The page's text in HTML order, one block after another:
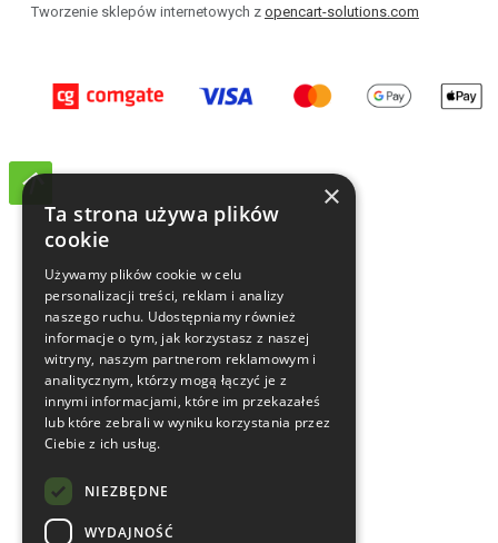
Tworzenie sklepów internetowych z opencart-solutions.com
×
Ta strona używa plików
cookie
Używamy plików cookie w celu
personalizacji treści, reklam i analizy
naszego ruchu. Udostępniamy również
informacje o tym, jak korzystasz z naszej
witryny, naszym partnerom reklamowym i
analitycznym, którzy mogą łączyć je z
innymi informacjami, które im przekazałeś
lub które zebrali w wyniku korzystania przez
Ciebie z ich usług.
NIEZBĘDNE
WYDAJNOŚĆ